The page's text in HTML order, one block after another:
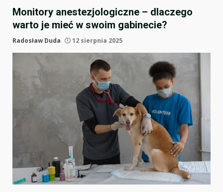
Monitory anestezjologiczne – dlaczego
warto je mieć w swoim gabinecie?
Radosław Duda 12 sierpnia 2025